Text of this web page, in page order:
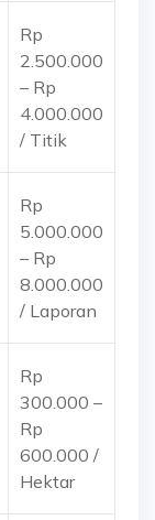
Rp
2.500.000
– Rp
4.000.000
/ Titik
Rp
5.000.000
– Rp
8.000.000
/ Laporan
Rp
300.000 –
Rp
600.000 /
Hektar